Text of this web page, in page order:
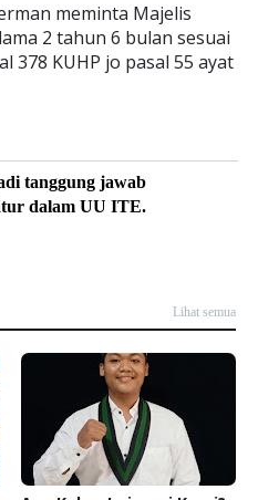
meminta Majelis
2 tahun 6 bulan sesuai
378 KUHP jo pasal 55 ayat
tanggung jawab
dalam UU ITE.
Lihat semua